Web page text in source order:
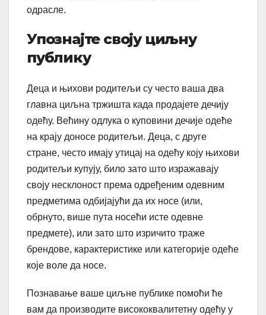
одрасле.
Упознајте своју циљну
публику
Деца и њихови родитељи су често ваша два
главна циљна тржишта када продајете дечију
одећу. Већину одлука о куповини дечије одеће
на крају доносе родитељи. Деца, с друге
стране, често имају утицај на одећу коју њихови
родитељи купују, било зато што изражавају
своју несклоност према одређеним одевним
предметима одбијајући да их носе (или,
обрнуто, више пута носећи исте одевне
предмете), или зато што изричито траже
брендове, карактеристике или категорије одеће
које воле да носе.
Познавање ваше циљне публике помоћи ће
вам да производите висококвалитетну одећу у